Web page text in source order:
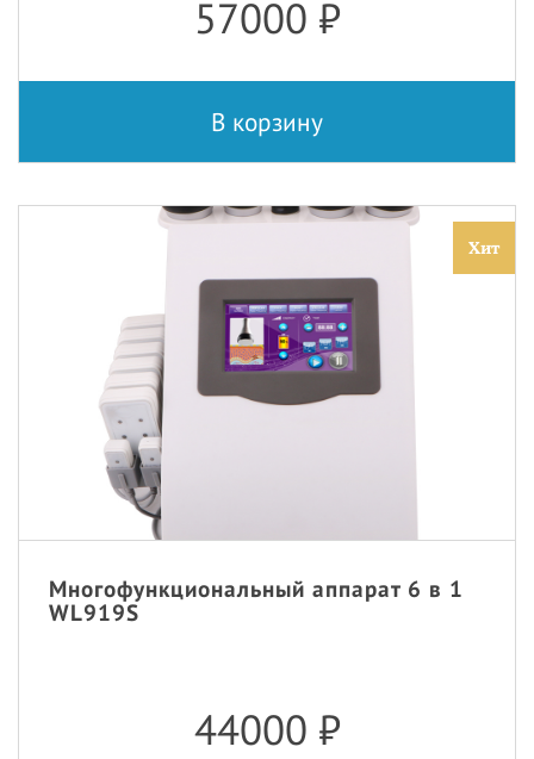
57000 ₽
В корзину
Хит
Многофункциональный аппарат 6 в 1
WL919S
44000 ₽